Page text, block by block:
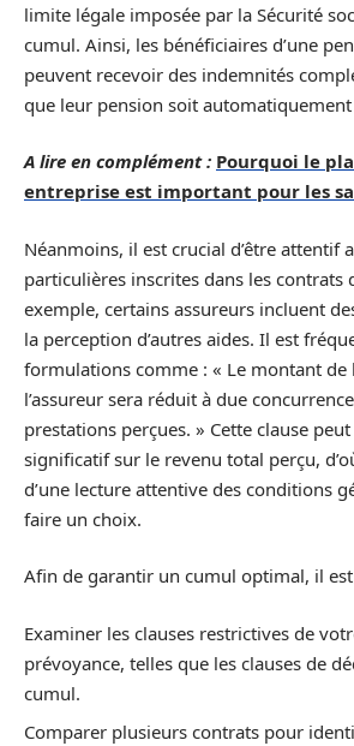
limite légale imposée par la Sécurité
cumul. Ainsi, les bénéficiaires d’une
peuvent recevoir des indemnités
que leur pension soit
A lire en complément : Pourquoi le
entreprise est important pour les
Néanmoins, il est crucial d’être attentif
particulières inscrites dans les contrats
exemple, certains assureurs incluent
la perception d’autres aides. Il est
formulations comme : « Le montant de
l’assureur sera réduit à due
prestations perçues. » Cette clause
significatif sur le revenu total perçu,
d’une lecture attentive des conditions
faire un choix.
Afin de garantir un cumul optimal, il
Examiner les clauses restrictives de
prévoyance, telles que les clauses de
cumul.
Comparer plusieurs contrats pour